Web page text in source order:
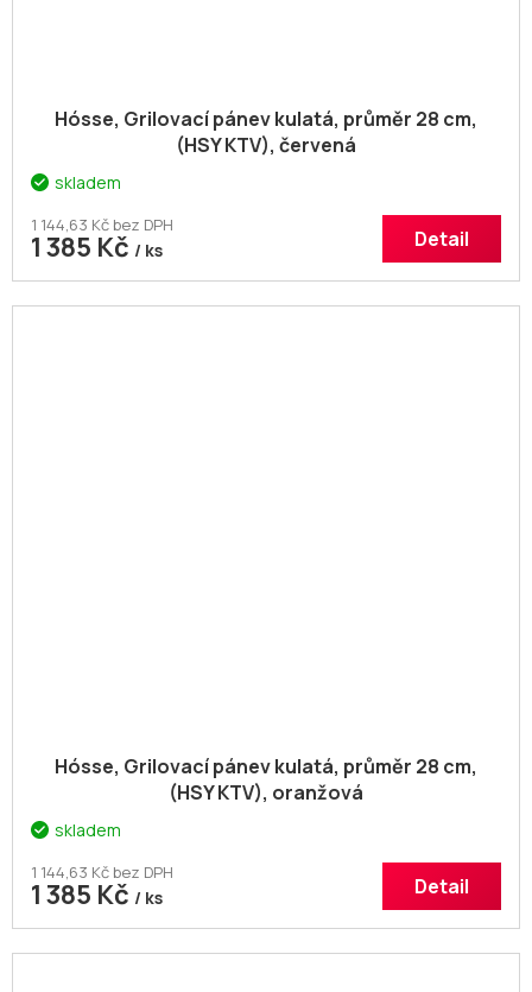
Hósse, Grilovací pánev kulatá, průměr 28 cm,
(HSY KTV), červená
skladem
1 144,63 Kč bez DPH
1 385 Kč / ks Detail
Hósse, Grilovací pánev kulatá, průměr 28 cm,
(HSY KTV), oranžová
skladem
1 144,63 Kč bez DPH
1 385 Kč / ks Detail